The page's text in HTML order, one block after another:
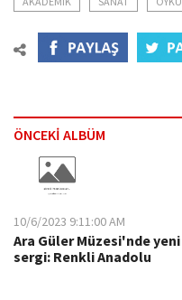
ÖNCEKİ ALBÜM
10/6/2023 9:11:00 AM
Ara Güler Müzesi'nde yeni
sergi: Renkli Anadolu